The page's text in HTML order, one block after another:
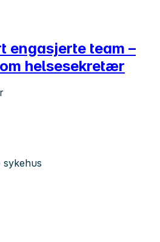
engasjerte team –
helsesekretær
sykehus